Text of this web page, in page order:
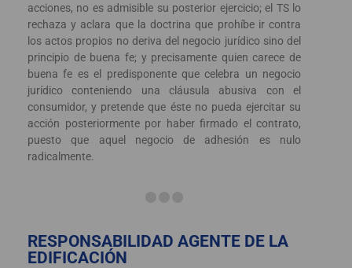
acciones, no es admisible su posterior ejercicio; el TS lo
rechaza y aclara que la doctrina que prohíbe ir contra
los actos propios no deriva del negocio jurídico sino del
principio de buena fe; y precisamente quien carece de
buena fe es el predisponente que celebra un negocio
jurídico conteniendo una cláusula abusiva con el
consumidor, y pretende que éste no pueda ejercitar su
acción posteriormente por haber firmado el contrato,
puesto que aquel negocio de adhesión es nulo
radicalmente.
RESPONSABILIDAD AGENTE DE LA
EDIFICACIÓN